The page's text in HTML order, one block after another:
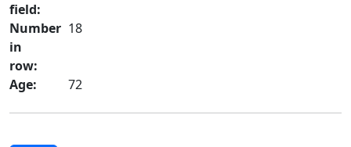
field:
Number
in
row:
18
Age: 72